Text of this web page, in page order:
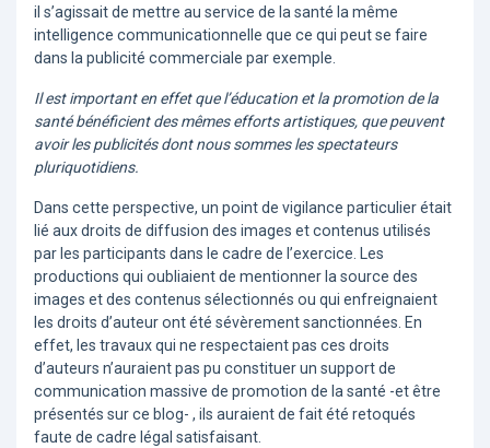
il s’agissait de mettre au service de la santé la même
intelligence communicationnelle que ce qui peut se faire
dans la publicité commerciale par exemple.
Il est important en effet que l’éducation et la promotion de la
santé bénéficient des mêmes efforts artistiques, que peuvent
avoir les publicités dont nous sommes les spectateurs
pluriquotidiens.
Dans cette perspective, un point de vigilance particulier était
lié aux droits de diffusion des images et contenus utilisés
par les participants dans le cadre de l’exercice. Les
productions qui oubliaient de mentionner la source des
images et des contenus sélectionnés ou qui enfreignaient
les droits d’auteur ont été sévèrement sanctionnées. En
effet, les travaux qui ne respectaient pas ces droits
d’auteurs n’auraient pas pu constituer un support de
communication massive de promotion de la santé -et être
présentés sur ce blog- , ils auraient de fait été retoqués
faute de cadre légal satisfaisant.